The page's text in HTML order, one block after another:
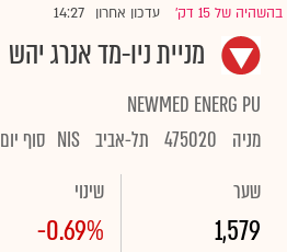
בהשהיה של 15 דק' |עדכון אחרון 14:27
מניית ניו-מד אנרג יהש
NEWMED ENERG PU
מניה
475020 תל-אביב NIS סוף יום
שער
1,579
שינוי
-0.69%